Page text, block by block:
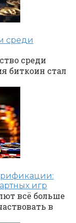
среди
среди
биткоин стал
игр
всё больше
в